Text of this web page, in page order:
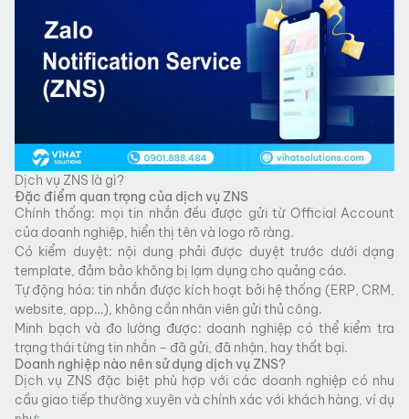
Dịch vụ ZNS là gì?
Đặc điểm quan trọng của dịch vụ ZNS
Chính thống: mọi tin nhắn đều được gửi từ Official Account
của doanh nghiệp, hiển thị tên và logo rõ ràng.
Có kiểm duyệt: nội dung phải được duyệt trước dưới dạng
template, đảm bảo không bị lạm dụng cho quảng cáo.
Tự động hóa: tin nhắn được kích hoạt bởi hệ thống (ERP, CRM,
website, app…), không cần nhân viên gửi thủ công.
Minh bạch và đo lường được: doanh nghiệp có thể kiểm tra
trạng thái từng tin nhắn – đã gửi, đã nhận, hay thất bại.
Doanh nghiệp nào nên sử dụng dịch vụ ZNS?
Dịch vụ ZNS đặc biệt phù hợp với các doanh nghiệp có nhu
cầu giao tiếp thường xuyên và chính xác với khách hàng, ví dụ